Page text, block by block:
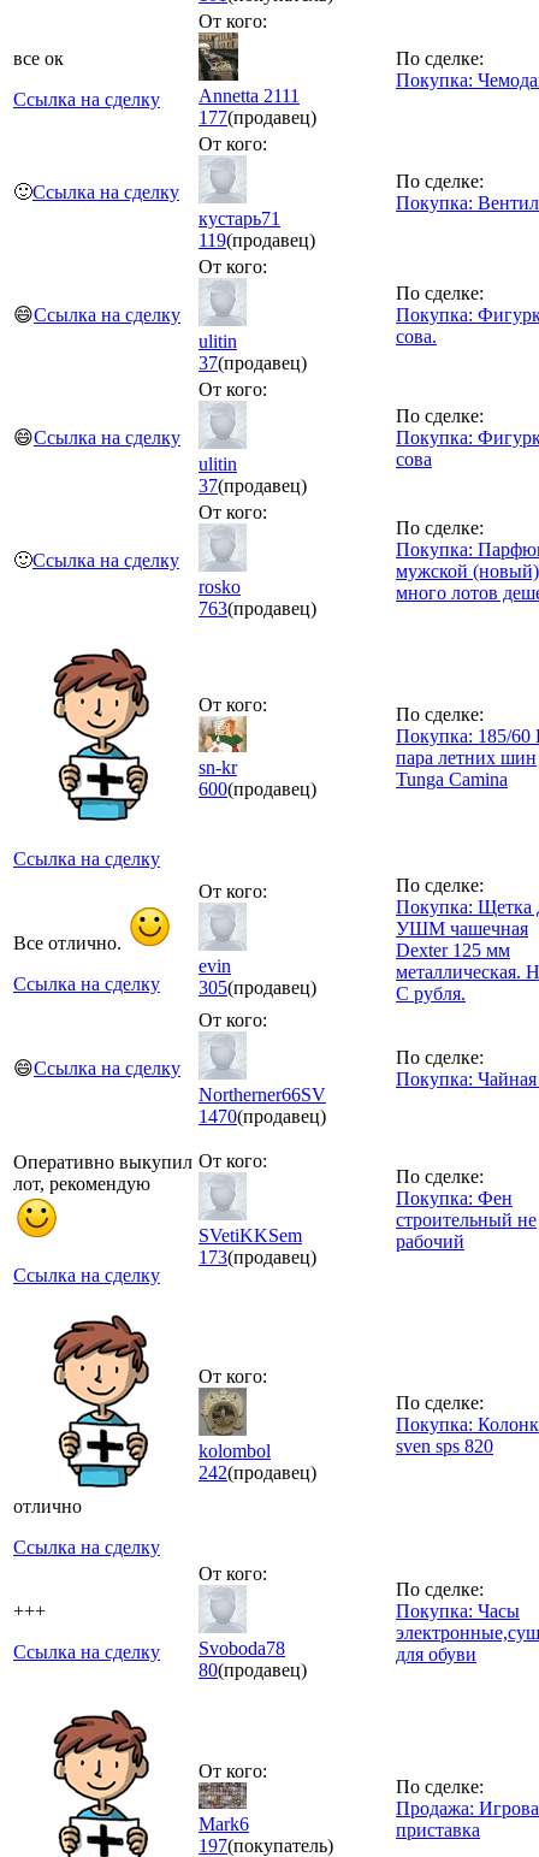
все ок
Ссылка на сделку
От кого:
Annetta 2111
177(продавец)
По сделке:
Покупка:
🙂Ссылка на сделку
От кого:
кустарь71
119(продавец)
По сделке:
Покупка:
😄Ссылка на сделку
От кого:
ulitin
37(продавец)
По сделке:
Покупка:
сова.
😄Ссылка на сделку
От кого:
ulitin
37(продавец)
По сделке:
Покупка:
сова
🙂Ссылка на сделку
От кого:
rosko
763(продавец)
По сделке:
Покупка:
мужской
много лотов
Ссылка на сделку
От кого:
sn-kr
600(продавец)
По сделке:
Покупка: 185/60
пара летних шин
Tunga Camina
Все отлично.
Ссылка на сделку
От кого:
evin
305(продавец)
По сделке:
Покупка: Щетка
УШМ чашечная
Dexter 125 мм
металлическая.
С рубля.
😄Ссылка на сделку
От кого:
Northerner66SV
1470(продавец)
По сделке:
Покупка: Чайная
Оперативно выкупил
лот, рекомендую
Ссылка на сделку
От кого:
SVetiKKSem
173(продавец)
По сделке:
Покупка: Фен
строительный не
рабочий
отлично
Ссылка на сделку
От кого:
kolombol
242(продавец)
По сделке:
Покупка:
sven sps 820
+++
Ссылка на сделку
От кого:
Svoboda78
80(продавец)
По сделке:
Покупка: Часы
для обуви
От кого:
Mark6
197(покупатель)
По сделке:
Продажа:
приставка